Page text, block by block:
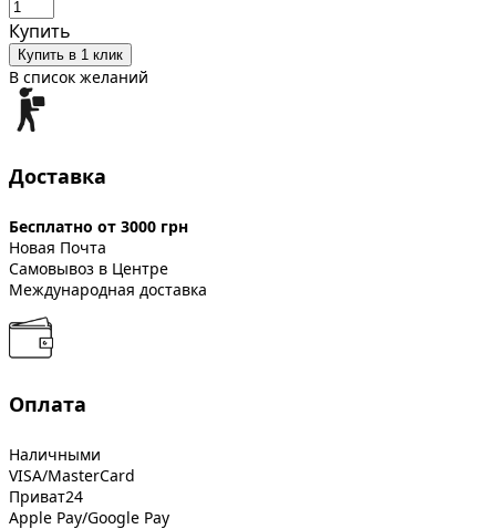
Купить
Купить в 1 клик
В список желаний
Доставка
Бесплатно от 3000 грн
Новая Почта
Самовывоз в Центре
Международная доставка
Оплата
Наличными
VISA/MasterCard
Приват24
Apple Pay/Google Pay